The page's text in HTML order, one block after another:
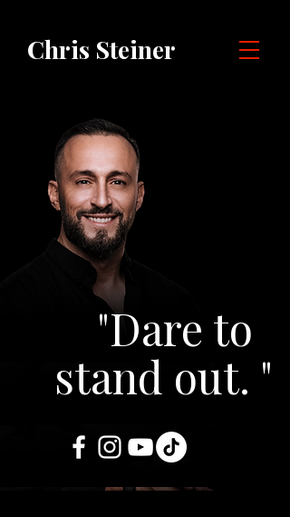
Chris Steiner
"Dare to
stand out. "